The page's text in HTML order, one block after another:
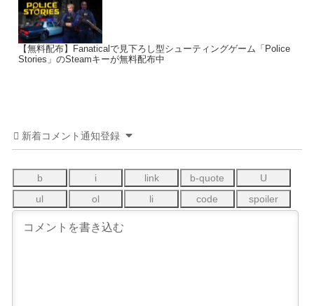
【無料配布】Fanaticalで見下ろし型シューティングゲーム「Police
Stories」のSteamキーが無料配布中
新着コメント通知登録